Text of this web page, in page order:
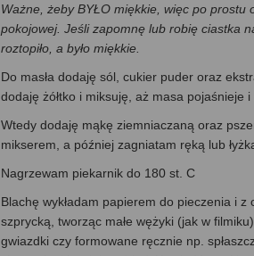
Ważne, żeby BYŁO miękkie, więc po
pokojowej. Jeśli zapomnę lub robię ciastka
roztopiło, a było miękkie.
Do masła dodaję sól, cukier puder oraz
dodaję żółtko i miksuję, aż masa pojaśnieje
Wtedy dodaję mąkę ziemniaczaną oraz
mikserem, a później zagniatam ręką lub
Nagrzewam piekarnik do 180 st. C
Blachę wykładam papierem do pieczenia i
szprycką, tworząc małe wężyki (jak w
gwiazdki czy formowane ręcznie np.